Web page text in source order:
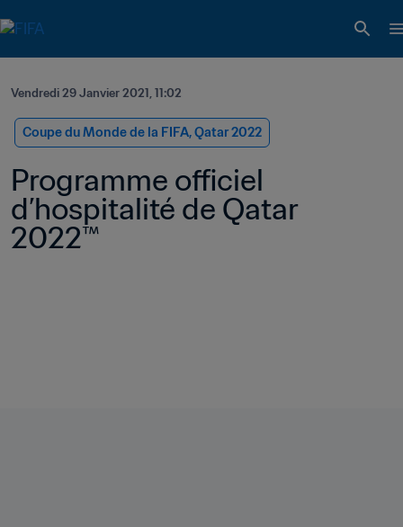
Vendredi 29 Janvier 2021, 11:02
Coupe du Monde de la FIFA, Qatar 2022
Programme officiel
d’hospitalité de Qatar
2022™